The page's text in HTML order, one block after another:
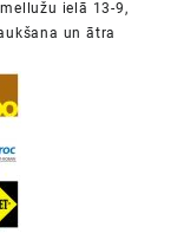
ielā 13-9,
un ātra